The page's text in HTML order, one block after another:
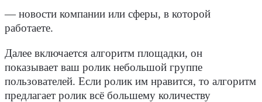
— новости компании или сферы, в которой
работаете.
Далее включается алгоритм площадки, он
показывает ваш ролик небольшой группе
пользователей. Если ролик им нравится, то алгоритм
предлагает ролик всё большему количеству